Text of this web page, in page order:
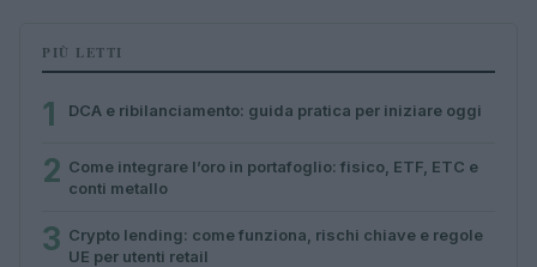
PIÙ LETTI
1 DCA e ribilanciamento: guida pratica per iniziare oggi
2 Come integrare l’oro in portafoglio: fisico, ETF, ETC e
conti metallo
3 Crypto lending: come funziona, rischi chiave e regole
UE per utenti retail